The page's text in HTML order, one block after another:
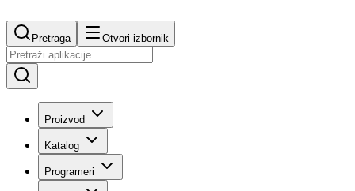
Pretraga Otvori izbornik
Proizvod
Katalog
Programeri